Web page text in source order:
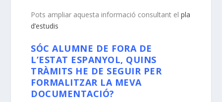
Pots ampliar aquesta informació consultant elpla
d’estudis
SÓC ALUMNE DE FORA DE
L’ESTAT ESPANYOL, QUINS
TRÀMITS HE DE SEGUIR PER
FORMALITZAR LA MEVA
DOCUMENTACIÓ?